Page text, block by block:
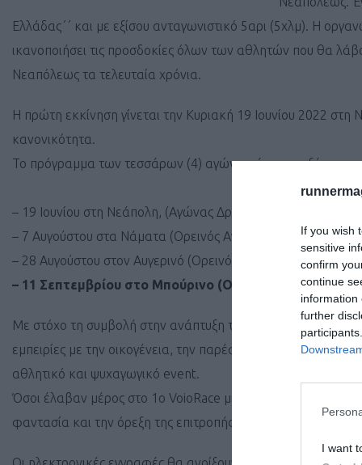
If you wish
sensitive
confirm
continue
information
further
I want
Ελλάδας΄΄ και με εξίσου ανταγωνιστικό 5αρι (5χλμ). Η
ικανοποιήσει τις προσδοκίες όλων των αθλητών που θα
Νεαπόλεως τα τελευταία χρόνια.
Η πρώτη εκκίνηση γίνεται την Κυριακή 19 Ιουνίου 2022
κανονικότητα.
Το πρόγραμμα των τεσσάρων (4) αγώνων έχει ως εξής:
– 19 Ιουνίου στη Νεάπολη, (Αγώνας Δρόμου 5χλμ, Αγώνας
– 7 Αυγούστου στα Νάματα (Ορεινός Αγώνας Δρόμου 22χλμ.)
– 28 Αυγούστου στον Αυγερινό (Ορεινός Αγώνας Δρόμου
– 11 Σεπτεμβρίου στο Μπούρινο (Ορεινός Αγώνας
Με στόχο τη συμβολή στην ανάπτυξη της περιοχής και την
εμπειρίες με την οικογένεια, την παρέα και τους φίλους
αθλητικό και ψυχαγωγικό event.
Όσοι έλαβαν μέρος στο 1ο VoioRace μιλούν για αυτό με
φαντασία και την όρεξη της επιτροπής, ώστε να